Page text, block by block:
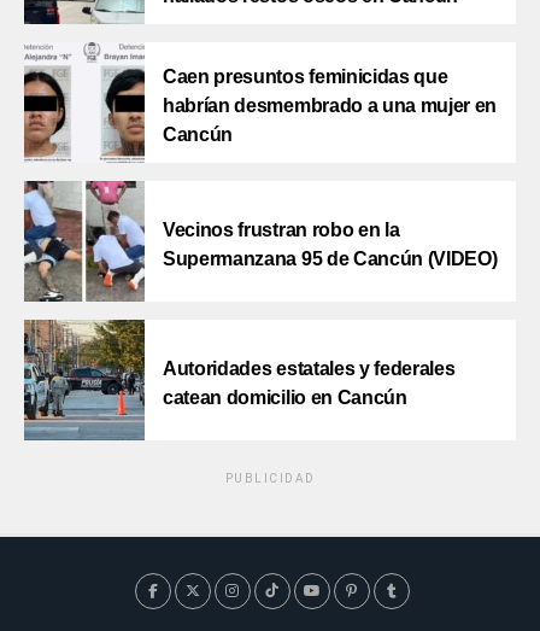
Caen presuntos feminicidas que
habrían desmembrado a una mujer en
Cancún
Vecinos frustran robo en la
Supermanzana 95 de Cancún (VIDEO)
Autoridades estatales y federales
catean domicilio en Cancún
PUBLICIDAD